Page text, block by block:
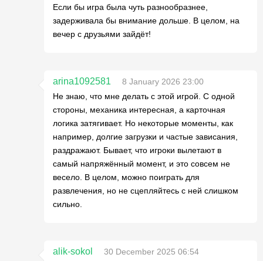
Если бы игра была чуть разнообразнее,
задерживала бы внимание дольше. В целом, на
вечер с друзьями зайдёт!
arina1092581
8 January 2026 23:00
Не знаю, что мне делать с этой игрой. С одной
стороны, механика интересная, а карточная
логика затягивает. Но некоторые моменты, как
например, долгие загрузки и частые зависания,
раздражают. Бывает, что игроки вылетают в
самый напряжённый момент, и это совсем не
весело. В целом, можно поиграть для
развлечения, но не сцепляйтесь с ней слишком
сильно.
alik-sokol
30 December 2025 06:54